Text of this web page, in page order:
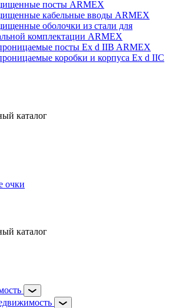
посты ARMEX
кабельные вводы ARMEX
оболочки из стали для
комплектации ARMEX
посты Ex d IIB ARMEX
коробки и корпуса Ex d IIС
каталог
очки
каталог